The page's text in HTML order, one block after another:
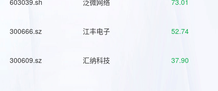
603039.sh 泛微网络 73.01
300666.sz 江丰电子 52.74
300609.sz 汇纳科技 37.90